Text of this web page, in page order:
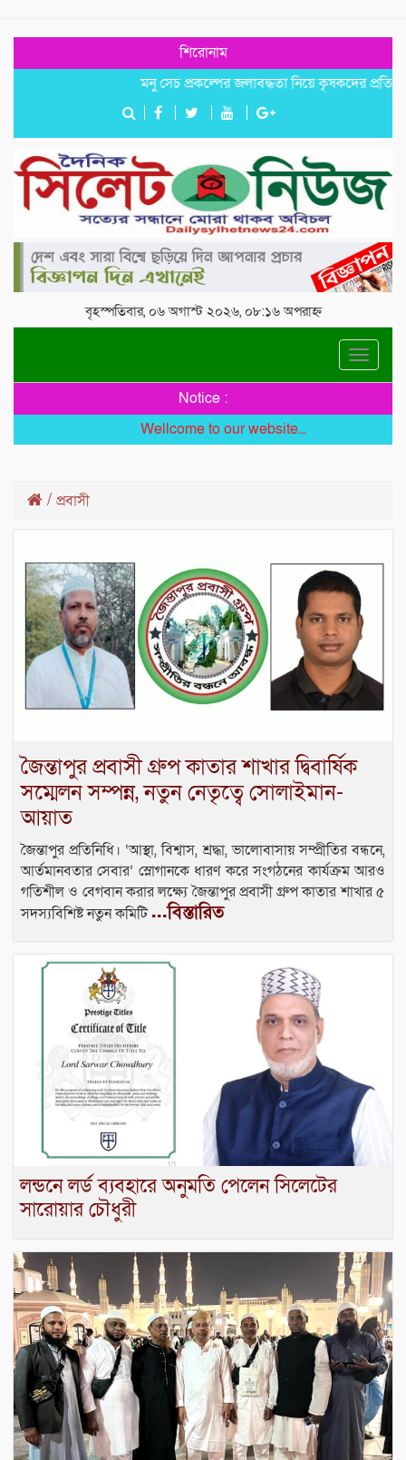
শিরোনাম
মনু সেচ প্রকল্পের জলাবদ্ধতা নিয়ে কৃষকদের প্রতিবাদ
বৃহস্পতিবার, ০৬ অগাস্ট ২০২৬, ০৮:১৬ অপরাহ্ন
Toggle
Notice :
Wellcome to our website...
/ প্রবাসী
জৈন্তাপুর প্রবাসী গ্রুপ কাতার শাখার দ্বিবার্ষিক
সম্মেলন সম্পন্ন, নতুন নেতৃত্বে সোলাইমান-
আয়াত
জৈন্তাপুর প্রতিনিধি। ‘আস্থা, বিশ্বাস, শ্রদ্ধা, ভালোবাসায় সম্প্রীতির বন্ধনে,
আর্তমানবতার সেবার’ স্লোগানকে ধারণ করে সংগঠনের কার্যক্রম আরও
গতিশীল ও বেগবান করার লক্ষ্যে জৈন্তাপুর প্রবাসী গ্রুপ কাতার শাখার ৫
সদস্যবিশিষ্ট নতুন কমিটি...বিস্তারিত
লন্ডনে লর্ড ব্যবহারে অনুমতি পেলেন সিলেটের
সারোয়ার চৌধুরী